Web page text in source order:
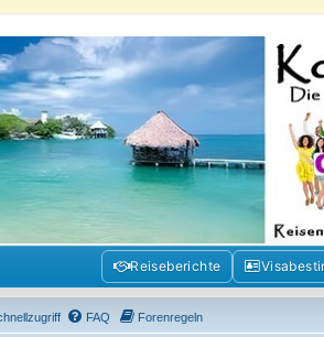
- Das grosse
Auswandern, Kultur, Politik, Geschichte und Visum in
Reiseberichte
FAQ Forenregeln